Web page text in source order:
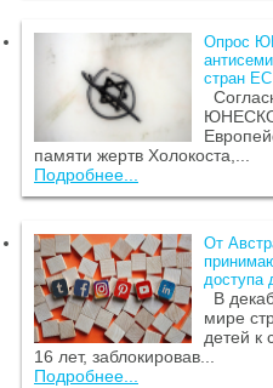
Опрос
стран ЕС
ЮНЕСКО
памяти жертв Холокоста,...
Подробнее...
От
доступа
В
мире
детей к
16 лет, заблокировав...
Подробнее...